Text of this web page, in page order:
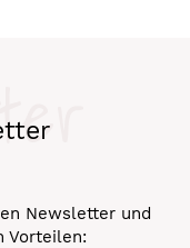
Newsletter und
Vorteilen: